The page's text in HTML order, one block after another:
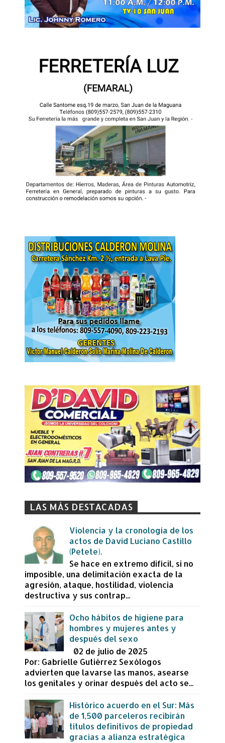
LAS MÁS DESTACADAS
Violencia y la cronología de los
actos de David Luciano Castillo
(Petete).
Se hace en extremo difícil, si no
imposible, una delimitación exacta de la
agresión, ataque, hostilidad, violencia
destructiva y sus contrap...
Ocho hábitos de higiene para
hombres y mujeres antes y
después del sexo
02 de julio de 2025
Por: Gabrielle Gutiérrez Sexólogos
advierten que lavarse las manos, asearse
los genitales y orinar después del acto se...
Histórico acuerdo en el Sur: Más
de 1,500 parceleros recibirán
títulos definitivos de propiedad
gracias a alianza estratégica